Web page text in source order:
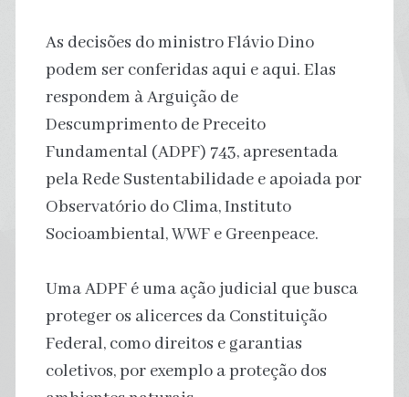
As decisões do ministro Flávio Dino
podem ser conferidas aqui e aqui. Elas
respondem à Arguição de
Descumprimento de Preceito
Fundamental (ADPF) 743, apresentada
pela Rede Sustentabilidade e apoiada por
Observatório do Clima, Instituto
Socioambiental, WWF e Greenpeace.
Uma ADPF é uma ação judicial que busca
proteger os alicerces da Constituição
Federal, como direitos e garantias
coletivos, por exemplo a proteção dos